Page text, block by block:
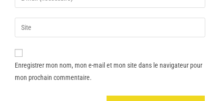
Enregistrer mon nom, mon e-mail et mon site dans le navigateur pour
mon prochain commentaire.